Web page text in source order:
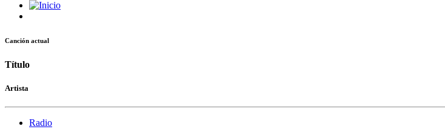
Canción actual
Título
Artista
Radio